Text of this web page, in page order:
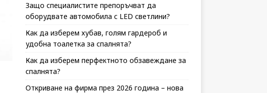
Защо специалистите препоръчват да
оборудвате автомобила с LED светлини?
Как да изберем хубав, голям гардероб и
удобна тоалетка за спалнята?
Как да изберем перфектното обзавеждане за
спалнята?
Откриване на фирма през 2026 година – нова